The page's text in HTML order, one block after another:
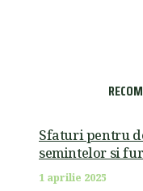
Sfaturi pentru
semintelor si
1 aprilie 2025